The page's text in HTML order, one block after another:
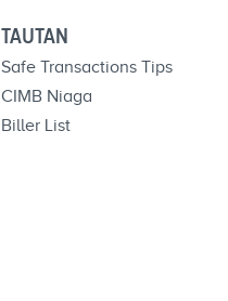
TAUTAN
Safe Transactions Tips
CIMB Niaga
Biller List